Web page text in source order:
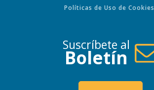
Políticas de Uso de Cookies
Suscríbete al
Boletín